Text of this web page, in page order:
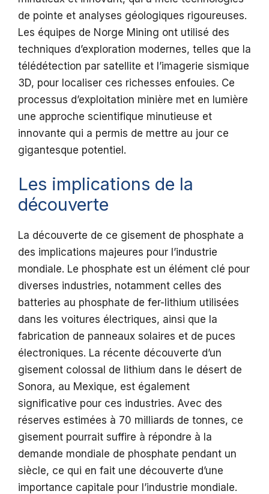
de pointe et analyses géologiques rigoureuses.
Les équipes de Norge Mining ont utilisé des
techniques d’exploration modernes, telles que la
télédétection par satellite et l’imagerie sismique
3D, pour localiser ces richesses enfouies. Ce
processus d’exploitation minière met en lumière
une approche scientifique minutieuse et
innovante qui a permis de mettre au jour ce
gigantesque potentiel.
Les implications de la
découverte
La découverte de ce gisement de phosphate a
des implications majeures pour l’industrie
mondiale. Le phosphate est un élément clé pour
diverses industries, notamment celles des
batteries au phosphate de fer-lithium utilisées
dans les voitures électriques, ainsi que la
fabrication de panneaux solaires et de puces
électroniques. La récente découverte d’un
gisement colossal de lithium dans le désert de
Sonora, au Mexique, est également
significative pour ces industries. Avec des
réserves estimées à 70 milliards de tonnes, ce
gisement pourrait suffire à répondre à la
demande mondiale de phosphate pendant un
siècle, ce qui en fait une découverte d’une
importance capitale pour l’industrie mondiale.